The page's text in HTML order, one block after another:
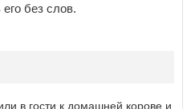
без слов.
в гости к домашней корове и